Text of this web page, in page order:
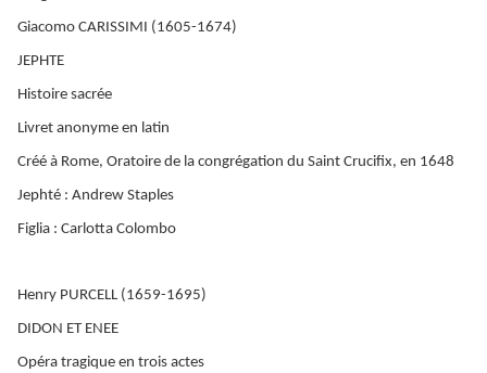
Giacomo CARISSIMI (1605-1674)
JEPHTE
Histoire sacrée
Livret anonyme en latin
Créé à Rome, Oratoire de la congrégation du Saint Crucifix, en 1648
Jephté : Andrew Staples
Figlia : Carlotta Colombo
Henry PURCELL (1659-1695)
DIDON ET ENEE
Opéra tragique en trois actes